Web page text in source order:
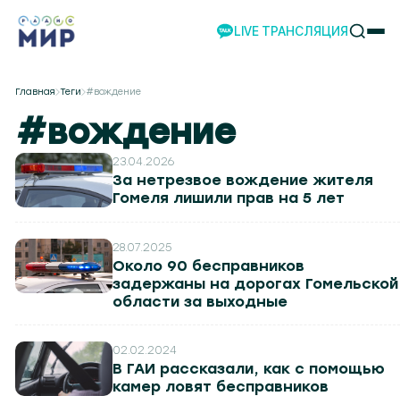
LIVE ТРАНСЛЯЦИЯ
ПРОГРАММЫ
НАШИ СОБЫТИЯ
КОМАНДА
ВИДЕО
ТЕЛЕСТУДИЯ
НАШЕ ПРИЛОЖЕНИЕ
Могилев 107.8 Гомель 101.7Барановичи 98.4Пинск 103.2Бобруйск 103.6
Главная Теги #вождение
#вождение
23.04.2026
За нетрезвое вождение жителя
Гомеля лишили прав на 5 лет
28.07.2025
Около 90 бесправников
задержаны на дорогах Гомельской
области за выходные
02.02.2024
В ГАИ рассказали, как с помощью
камер ловят бесправников